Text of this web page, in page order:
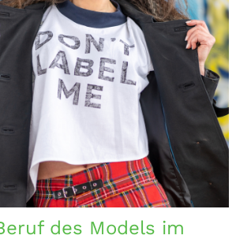
des Models im